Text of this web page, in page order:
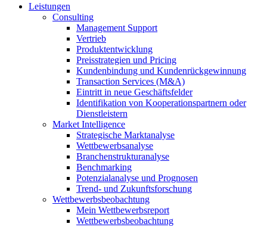
Leistungen
Consulting
Management Support
Vertrieb
Produktentwicklung
Preisstrategien und Pricing
Kundenbindung und Kundenrückgewinnung
Transaction Services (M&A)
Eintritt in neue Geschäftsfelder
Identifikation von Kooperationspartnern oder
Dienstleistern
Market Intelligence
Strategische Marktanalyse
Wettbewerbsanalyse
Branchenstrukturanalyse
Benchmarking
Potenzialanalyse und Prognosen
Trend- und Zukunftsforschung
Wettbewerbs­beobachtung
Mein Wettbewerbsreport
Wettbewerbsbeobachtung